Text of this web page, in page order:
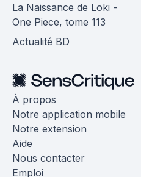
La Naissance de Loki -
One Piece, tome 113
Actualité BD
À propos
Notre application mobile
Notre extension
Aide
Nous contacter
Emploi